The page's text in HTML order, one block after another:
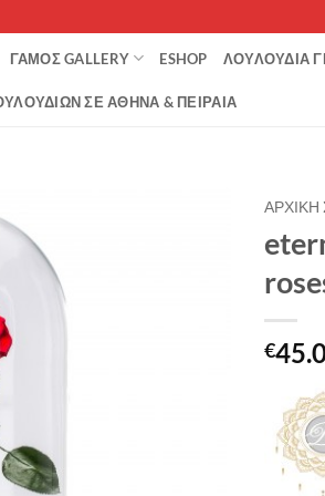
ΓΆΜΟΣ GALLERY ESHOP ΛΟΥΛΟΥΔΙΑ
ΣΕ ΑΘΉΝΑ & ΠΕΙΡΑΙΆ
ΑΡΧΙΚΉ
€